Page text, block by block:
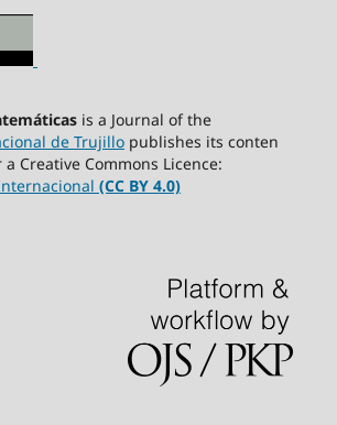
is a Journal of the
de Trujillopublishes its conten
Creative Commons Licence:
(CC BY 4.0)